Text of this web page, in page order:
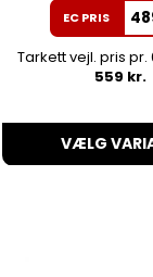
EC PRIS
Tarkett vejl. pris pr.
559 kr.
VÆLG